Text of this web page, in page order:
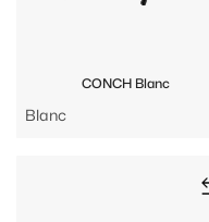
CONCH Blanc
Blanc